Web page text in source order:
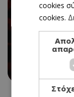
«ΟΡΦΑΝΑ»
02/05/2026 - 02/
cookies
cookies.